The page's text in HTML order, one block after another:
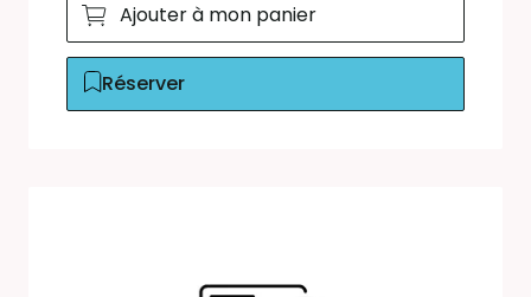
Ajouter à mon panier
Réserver